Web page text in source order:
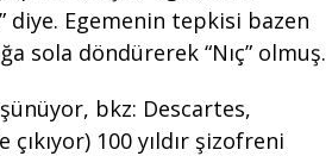
diye. Egemenin tepkisi bazen
sola döndürerek “Nıç” olmuş.
bkz: Descartes,
100 yıldır şizofreni